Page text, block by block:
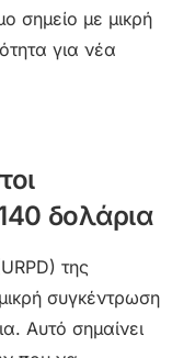
σημείο με μικρή
για νέα
δολάρια
της
συγκέντρωση
Αυτό σημαίνει